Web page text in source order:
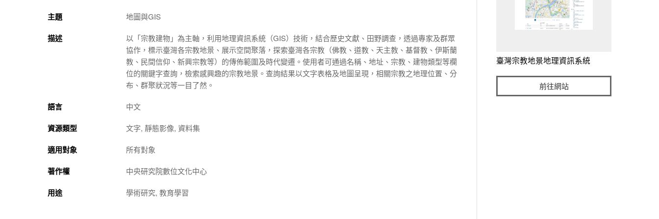
主題
地圖與GIS
描述
以「宗教建物」為主軸，利用地理資訊系統（GIS）技術，結合歷史文獻、田野調查，透過專家及群眾
協作，標示臺灣各宗教地景、展示空間聚落，探索臺灣各宗教（佛教、道教、天主教、基督教、伊斯蘭
教、民間信仰、新興宗教等）的傳佈範圍及時代變遷。使用者可通過名稱、地址、宗教、建物類型等欄
位的關鍵字查詢，檢索感興趣的宗教地景。查詢結果以文字表格及地圖呈現，相關宗教之地理位置、分
布、群聚狀況等一目了然。
語言 中文
資源類型 文字, 靜態影像, 資料集
適用對象 所有對象
著作權 中央研究院數位文化中心
用途 學術研究, 教育學習
臺灣宗教地景地理資訊系統
前往網站